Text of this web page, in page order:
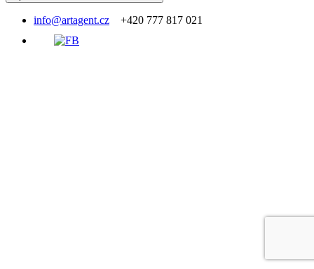
info@artagent.cz +420 777 817 021